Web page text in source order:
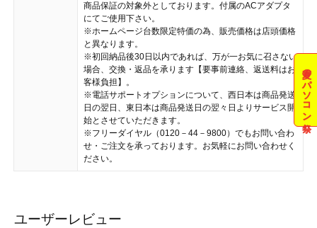
商品保証の対象外としております。付属のACアダプタ
にてご使用下さい。
※ホームページ台数限定特価の為、販売価格は店頭価格
と異なります。
※初回納品後30日以内であれば、万が一お気に召さない
場合、交換・返品を承ります【要事前連絡、返送料はお
客様負担】。
※電話サポートオプションについて、西日本は商品発送
日の翌日、東日本は商品発送日の翌々日よりサービス開
始とさせていただきます。
※フリーダイヤル（0120－44－9800）でもお問い合わ
せ・ご注文を承っております。お気軽にお問い合わせく
ださい。
ユーザーレビュー
夏のパソコン祭